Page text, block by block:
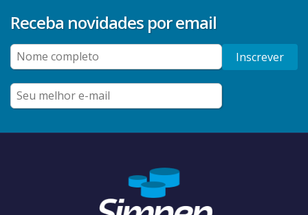
Receba novidades por email
Inscrever